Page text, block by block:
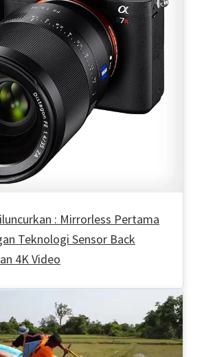
: Mirrorless Pertama
Teknologi Sensor Back
4K Video